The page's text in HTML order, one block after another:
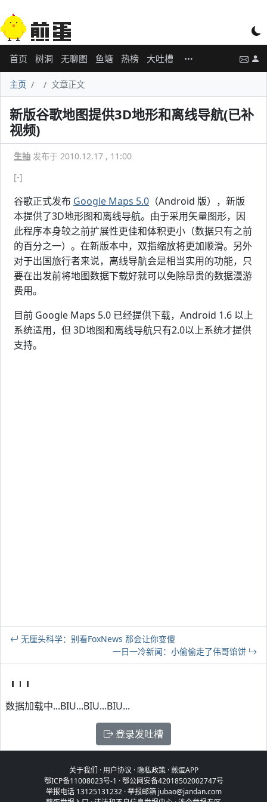
首页 树洞 无聊图 鱼塘 热榜 大吐槽
主页 文章正文
新版谷歌地图提供3D地形和离线导航(已补
视频)
生抽 发布于 2010.12.17 , 11:00
[-]
谷歌正式发布 Google Maps 5.0 （Android 版），新版
本提供了3D地形图和离线导航。由于采用矢量图形，因
此程序本身较之前扩展性更佳和体积更小（数据只有之前
的百分之一）。在新版本中，双指缩放将更加顺滑。另外
对于出国旅行者来说，离线导航会是相当实用的功能，只
要在出发前将地图数据下载好就可以免除昂贵的数据漫游
费用。
目前 Google Maps 5.0 已经提供下载，Android 1.6 以上
系统适用，但 3D地图和离线导航只有2.0以上系统才提供
支持。
无厘头科学：别看FoxNews 那会让你变傻
一日一冷新闻：小偷偷走了伟哥馅饼
数据加载中...BIU...BIU...BIU...
登录发吐槽
关于我们 ·用户协议 · 隐私政策·煎蛋APP
鄂ICP备11008023号-1 ·鄂公网安备42018502002747号
举报电话 13125131232 · 举报邮箱 jubao@jandan.com